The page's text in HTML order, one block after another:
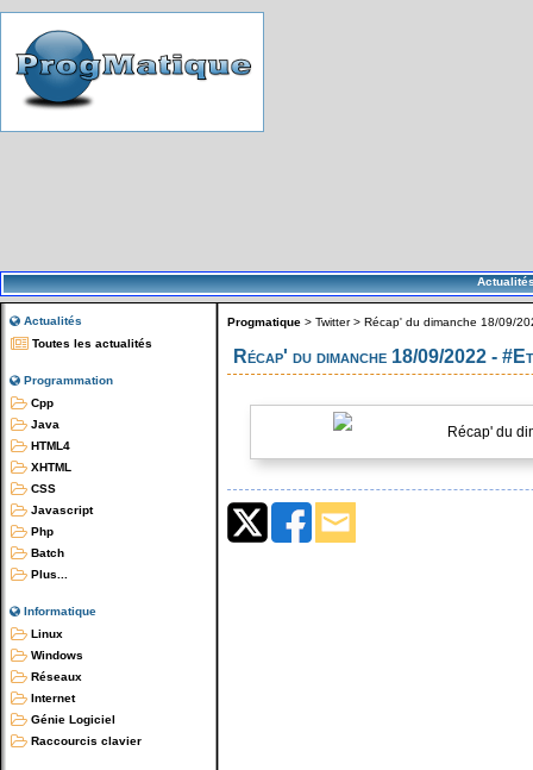
Actualités
Toutes les actualités
Programmation
Cpp
Java
HTML4
XHTML
CSS
Javascript
Php
Batch
Plus...
Informatique
Linux
Windows
Réseaux
Internet
Génie Logiciel
Raccourcis clavier
Progmatique > Twitter> Récap' du dimanche 18/09/
Récap' du dimanche 18/09/2022 -
Récap' du